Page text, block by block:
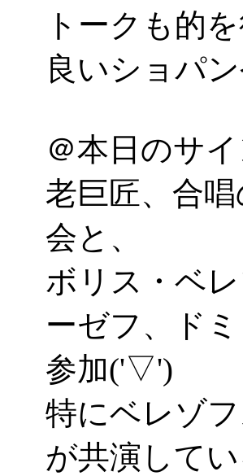
トークも的
良いショパ
＠本日のサ
老巨匠、合
会と、
ボリス・ベ
ーゼフ、ド
参加('▽')
特にベレゾ
が共演して